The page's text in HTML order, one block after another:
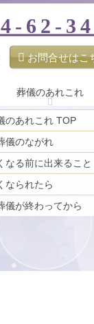
62-
お問合せはこ
葬儀のあれこれ
のあれこれ TOP
儀のながれ
なる前に出来ること
なられたら
儀が終わってから
道